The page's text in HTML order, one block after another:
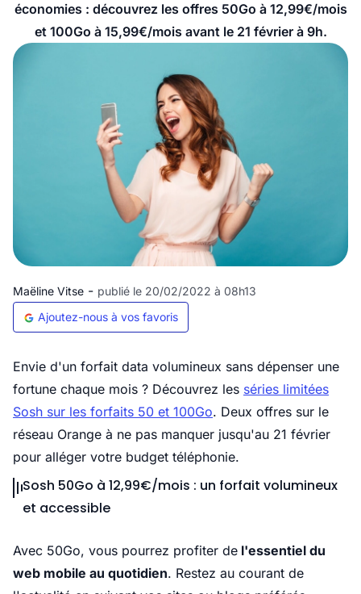
économies : découvrez les offres 50Go à 12,99€/mois
et 100Go à 15,99€/mois avant le 21 février à 9h.
Maëline Vitse - publié le 20/02/2022 à 08h13
Ajoutez-nous à vos favoris
Envie d'un forfait data volumineux sans dépenser une
fortune chaque mois ? Découvrez les séries limitées
Sosh sur les forfaits 50 et 100Go. Deux offres sur le
réseau Orange à ne pas manquer jusqu'au 21 février
pour alléger votre budget téléphonie.
Sosh 50Go à 12,99€/mois : un forfait volumineux
et accessible
Avec 50Go, vous pourrez profiter de l'essentiel du
web mobile au quotidien. Restez au courant de